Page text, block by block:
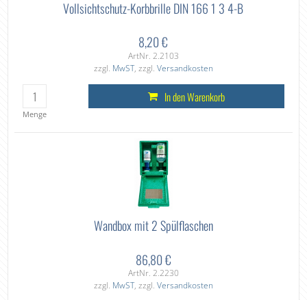
Vollsichtschutz-Korbbrille DIN 166 1 3 4-B
8,20 €
ArtNr. 2.2103
zzgl. MwST, zzgl. Versandkosten
Menge
In den Warenkorb
Wandbox mit 2 Spülflaschen
86,80 €
ArtNr. 2.2230
zzgl. MwST, zzgl. Versandkosten